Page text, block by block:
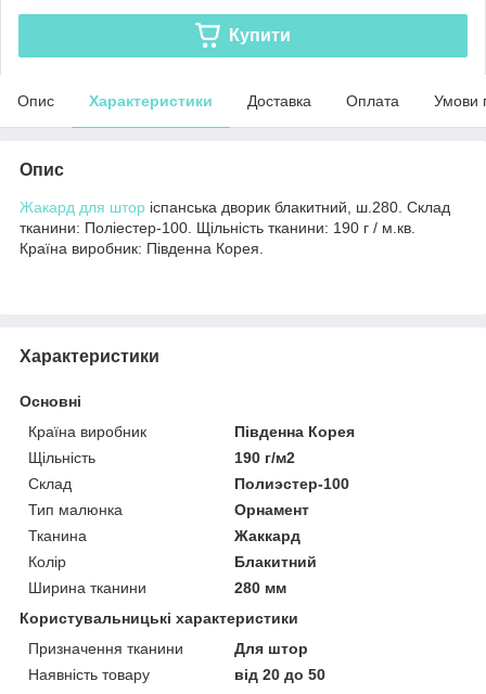
Купити
Опис Характеристики Доставка Оплата Умови
Опис
Жакард для штор іспанська дворик блакитний, ш.280. Склад
тканини: Поліестер-100. Щільність тканини: 190 г / м.кв.
Країна виробник: Південна Корея.
Характеристики
Основні
Країна виробник
Південна Корея
Щільність
190 г/м2
Склад
Полиэстер-100
Тип малюнка
Орнамент
Тканина
Жаккард
Колір
Блакитний
Ширина тканини
280 мм
Користувальницькі характеристики
Призначення тканини
Для штор
Наявність товару
від 20 до 50